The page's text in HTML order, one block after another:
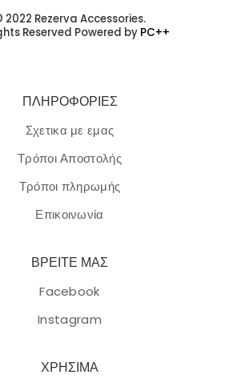
2022 Rezerva Accessories.
Reserved Powered by PC++
ΠΛΗΡΟΦΟΡΙΕΣ
Σχετικα με εμας
Τρόποι Αποστολής
Τρόποι πληρωμής
Επικοινωνία
ΒΡΕΙΤΕ ΜΑΣ
Facebook
Instagram
ΧΡΗΣΙΜΑ